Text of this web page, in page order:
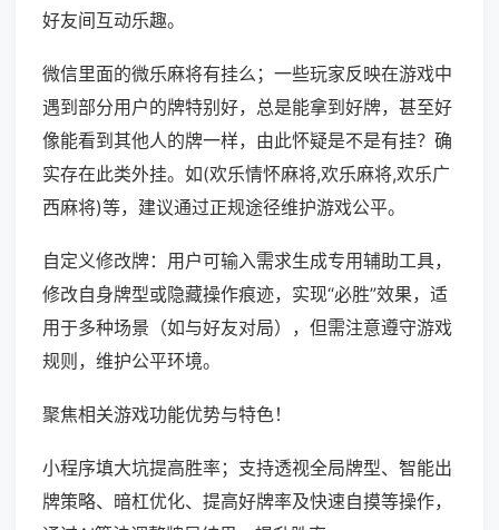
好友间互动乐趣。
微信里面的微乐麻将有挂么；一些玩家反映在游戏中
遇到部分用户的牌特别好，总是能拿到好牌，甚至好
像能看到其他人的牌一样，由此怀疑是不是有挂？确
实存在此类外挂。如(欢乐情怀麻将,欢乐麻将,欢乐广
西麻将)等，建议通过正规途径维护游戏公平。
自定义修改牌：用户可输入需求生成专用辅助工具，
修改自身牌型或隐藏操作痕迹，实现“必胜”效果，适
用于多种场景（如与好友对局），但需注意遵守游戏
规则，维护公平环境。
聚焦相关游戏功能优势与特色！
小程序填大坑提高胜率；支持透视全局牌型、智能出
牌策略、暗杠优化、提高好牌率及快速自摸等操作，